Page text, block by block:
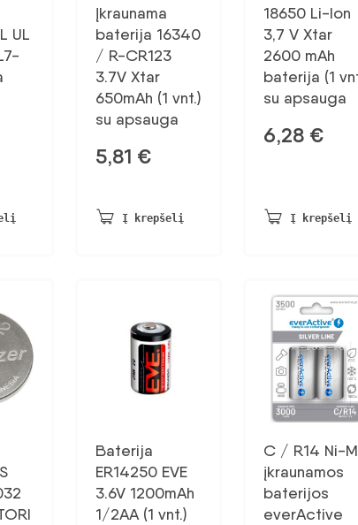
UL
Įkraunama
baterija 16340
/ R-CR123
3.7V Xtar
650mAh (1 vnt.)
su apsauga
5,81 €
Į krepšelį
18650 Li-Ion
3,7 V Xtar
2600 mAh
baterija (1
su apsauga
6,28 €
Į krepšelį
Baterija
ER14250 EVE
3.6V 1200mAh
1/2AA (1 vnt.)
C / R14 Ni-
įkraunamos
baterijos
everActive